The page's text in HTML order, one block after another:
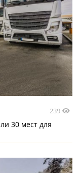
239
30 мест для